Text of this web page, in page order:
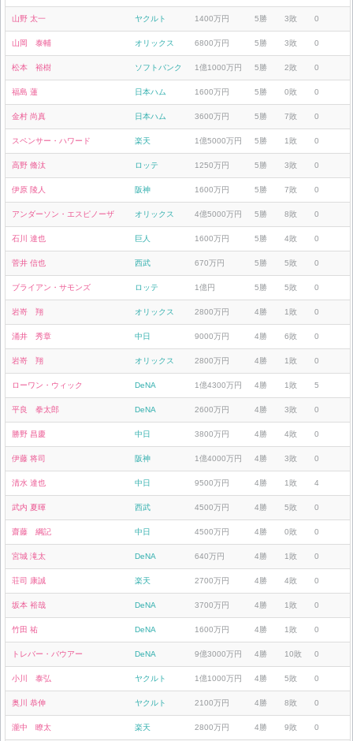
山野 太一 ヤクルト 1400万円 5勝 3敗 0
山岡 泰輔 オリックス 6800万円 5勝 3敗 0
松本 裕樹 ソフトバンク 1億1000万円 5勝 2敗 0
福島 蓮 日本ハム 1600万円 5勝 0敗 0
金村 尚真 日本ハム 3600万円 5勝 7敗 0
スペンサー・ハワード 楽天 1億5000万円 5勝 1敗 0
高野 脩汰 ロッテ 1250万円 5勝 3敗 0
伊原 陵人 阪神 1600万円 5勝 7敗 0
アンダーソン・エスピノーザ オリックス 4億5000万円 5勝 8敗 0
石川 達也 巨人 1600万円 5勝 4敗 0
菅井 信也 西武 670万円 5勝 5敗 0
ブライアン・サモンズ ロッテ 1億円 5勝 5敗 0
岩嵜 翔 オリックス 2800万円 4勝 1敗 0
涌井 秀章 中日 9000万円 4勝 6敗 0
岩嵜 翔 オリックス 2800万円 4勝 1敗 0
ローワン・ウィック DeNA 1億4300万円 4勝 1敗 5
平良 拳太郎 DeNA 2600万円 4勝 3敗 0
勝野 昌慶 中日 3800万円 4勝 4敗 0
伊藤 将司 阪神 1億4000万円 4勝 3敗 0
清水 達也 中日 9500万円 4勝 1敗 4
武内 夏暉 西武 4500万円 4勝 5敗 0
齋藤 綱記 中日 4500万円 4勝 0敗 0
宮城 滝太 DeNA 640万円 4勝 1敗 0
荘司 康誠 楽天 2700万円 4勝 4敗 0
坂本 裕哉 DeNA 3700万円 4勝 1敗 0
竹田 祐 DeNA 1600万円 4勝 1敗 0
トレバー・バウアー DeNA 9億3000万円 4勝 10敗 0
小川 泰弘 ヤクルト 1億1000万円 4勝 5敗 0
奥川 恭伸 ヤクルト 2100万円 4勝 8敗 0
瀧中 瞭太 楽天 2800万円 4勝 9敗 0